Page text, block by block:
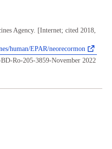
Agency. [Internet; cited 2018,
human/EPAR/neorecormon
Ro-205-3859-November 2022